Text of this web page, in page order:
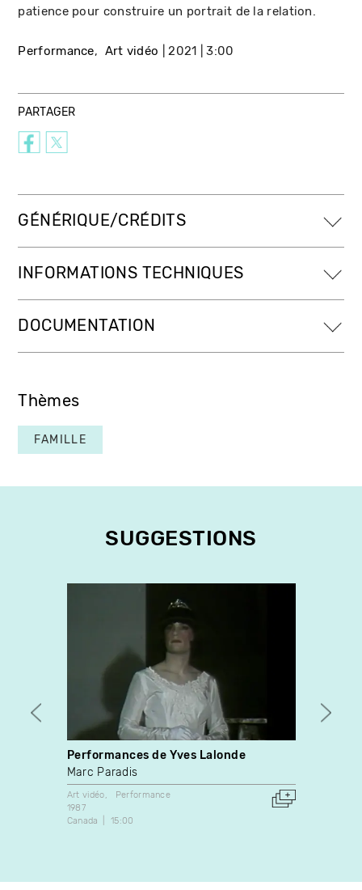
patience pour construire un portrait de la relation.
Performance Art vidéo 2021 3:00
PARTAGER
GÉNÉRIQUE/CRÉDITS
INFORMATIONS TECHNIQUES
DOCUMENTATION
Thèmes
FAMILLE
SUGGESTIONS
Performances de Yves Lalonde
Marc Paradis
Art vidéo
Performance
1987
Canada
15:00